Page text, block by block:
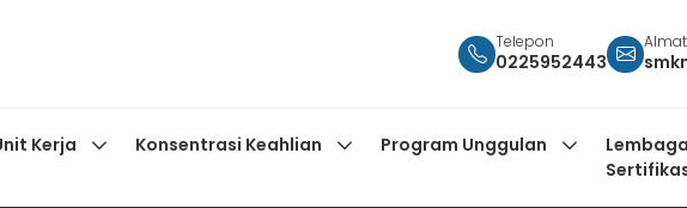
Telepon
0225952443
Kerja Konsentrasi Keahlian Program Unggulan
Lembaga